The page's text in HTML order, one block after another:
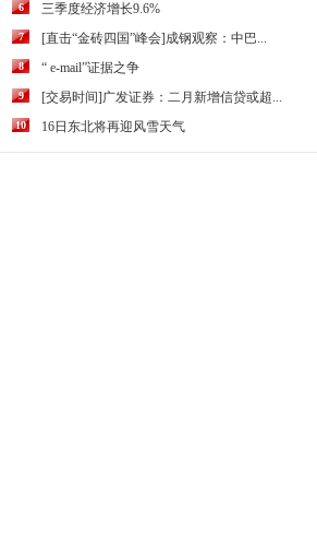
6 三季度经济增长9.6%
7 [直击“金砖四国”峰会]成钢观察：中巴...
8 “ e-mail”证据之争
9 [交易时间]广发证券：二月新增信贷或超...
10 16日东北将再迎风雪天气